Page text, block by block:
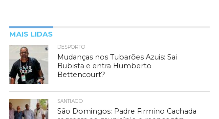
MAIS LIDAS
DESPORTO
Mudanças nos Tubarões Azuis: Sai
Bubista e entra Humberto
Bettencourt?
SANTIAGO
São Domingos: Padre Firmino Cachada